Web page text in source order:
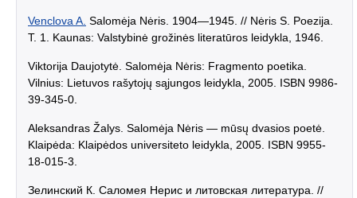
Venclova A. Salomėja Nėris. 1904—1945. // Nėris S. Poezija.
T. 1. Kaunas: Valstybinė grožinės literatūros leidykla, 1946.
Viktorija Daujotytė. Salomėja Nėris: Fragmento poetika.
Vilnius: Lietuvos rašytojų sąjungos leidykla, 2005. ISBN 9986-
39-345-0.
Aleksandras Žalys. Salomėja Nėris — mūsų dvasios poetė.
Klaipėda: Klaipėdos universiteto leidykla, 2005. ISBN 9955-
18-015-3.
Зелинский К. Саломея Нерис и литовская литература. //